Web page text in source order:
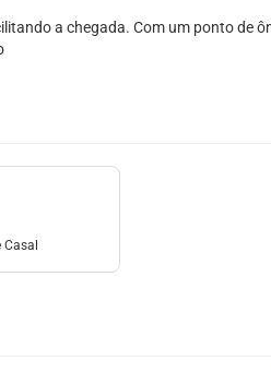
a chegada. Com um ponto de
Casal